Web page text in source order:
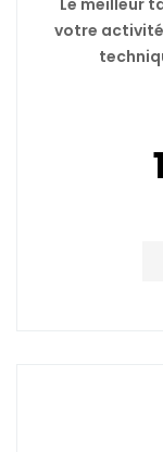
Le meilleur
votre